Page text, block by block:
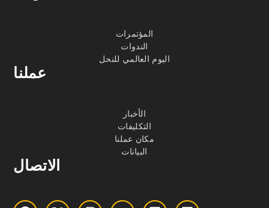
المؤتمرات
الندوات
اليوم العالمي للنحل
عملنا
الأخبار
التكليفات
مكان عملنا
البيانات
الاتصال